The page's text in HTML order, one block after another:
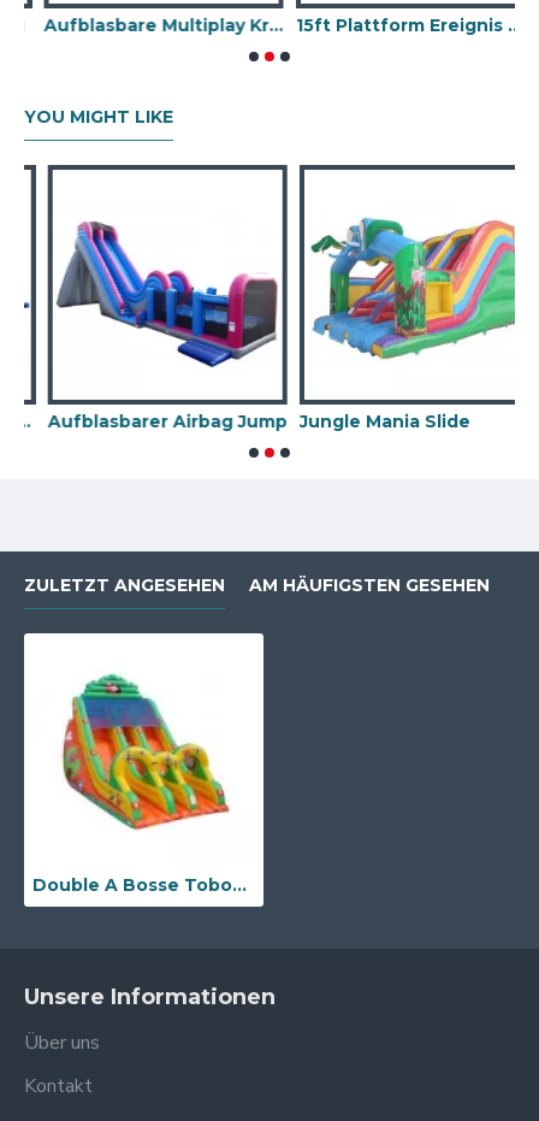
Aufblasbare Multiplay Krokodilrutsche 15ft Plattform Ereignis Dia Waldland
YOU MIGHT LIKE
Aufblasbarer Airbag Jump Jungle Mania Slide
ZULETZT ANGESEHEN AM HÄUFIGSTEN GESEHEN
Double A Bosse Toboggan Schlauchboot
Unsere Informationen
Über uns
Kontakt